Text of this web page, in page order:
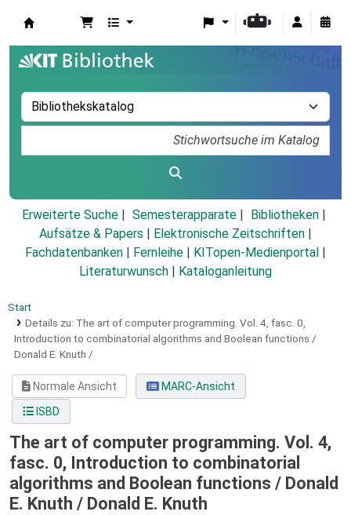
Erweiterte Suche Semesterapparate
Bibliotheken
Aufsätze & Papers
Elektronische Zeitschriften
Fachdatenbanken
Fernleihe KITopen-Medienportal
Literaturwunsch
Kataloganleitung
Start
Details zu: The art of computer programming. Vol. 4, fasc. 0,
Introduction to combinatorial algorithms and Boolean functions /
Donald E. Knuth /
Normale Ansicht
MARC-Ansicht
ISBD
The art of computer programming. Vol. 4,
fasc. 0, Introduction to combinatorial
algorithms and Boolean functions / Donald
E. Knuth / Donald E. Knuth